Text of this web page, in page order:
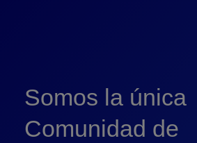
Somos la única
Comunidad de